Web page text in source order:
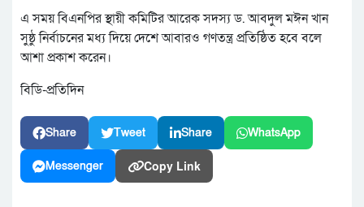
এ সময় বিএনপির স্থায়ী কমিটির আরেক সদস্য ড. আবদুল মঈন খান
সুষ্ঠু নির্বাচনের মধ্য দিয়ে দেশে আবারও গণতন্ত্র প্রতিষ্ঠিত হবে বলে
আশা প্রকাশ করেন।
বিডি-প্রতিদিন
Share Tweet Share WhatsApp
Messenger Copy Link